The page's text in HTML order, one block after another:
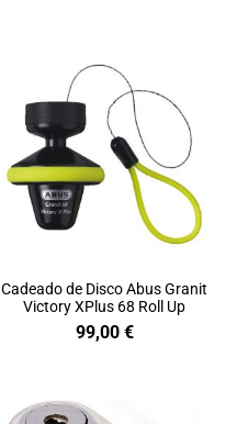
Cadeado de Disco Abus Granit
Victory XPlus 68 Roll Up
99,00 €